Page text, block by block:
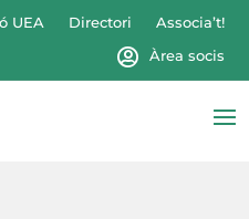
UEA Directori
Associa’t!
Àrea socis